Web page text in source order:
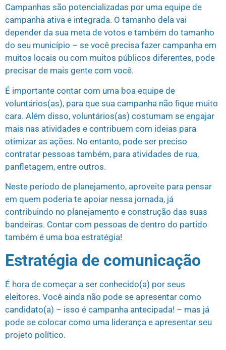
Campanhas são potencializadas por uma equipe de
campanha ativa e integrada. O tamanho dela vai
depender da sua meta de votos e também do tamanho
do seu município – se você precisa fazer campanha em
muitos locais ou com muitos públicos diferentes, pode
precisar de mais gente com você.
É importante contar com uma boa equipe de
voluntários(as), para que sua campanha não fique muito
cara. Além disso, voluntários(as) costumam se engajar
mais nas atividades e contribuem com ideias para
otimizar as ações. No entanto, pode ser preciso
contratar pessoas também, para atividades de rua,
panfletagem, entre outros.
Neste período de planejamento, aproveite para pensar
em quem poderia te apoiar nessa jornada, já
contribuindo no planejamento e construção das suas
bandeiras. Contar com pessoas de dentro do partido
também é uma boa estratégia!
Estratégia de comunicação
É hora de começar a ser conhecido(a) por seus
eleitores. Você ainda não pode se apresentar como
candidato(a) – isso é campanha antecipada! – mas já
pode se colocar como uma liderança e apresentar seu
projeto político.